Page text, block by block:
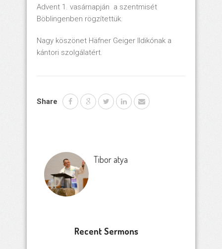
Advent 1. vasárnapján a szentmisét
Böblingenben rögzítettük.
Nagy köszönet Häfner Geiger Ildikónak a
kántori szolgálatért.
Share
Tibor atya
Recent Sermons